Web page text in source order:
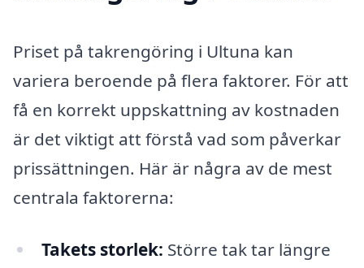
Priset på takrengöring i Ultuna kan
variera beroende på flera faktorer. För att
få en korrekt uppskattning av kostnaden
är det viktigt att förstå vad som påverkar
prissättningen. Här är några av de mest
centrala faktorerna:
Takets storlek: Större tak tar längre